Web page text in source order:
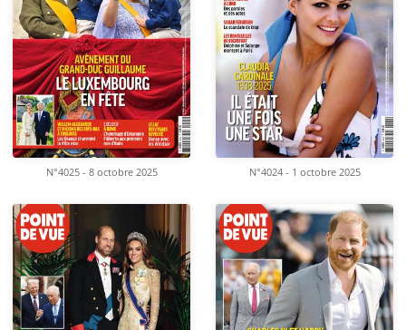
N°4025 - 8 octobre 2025 N°4024 - 1 octobre 2025